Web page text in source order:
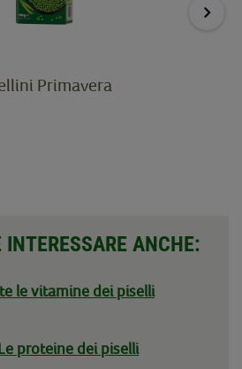
Primavera
INTERESSARE ANCHE:
le vitamine dei piselli
proteine dei piselli